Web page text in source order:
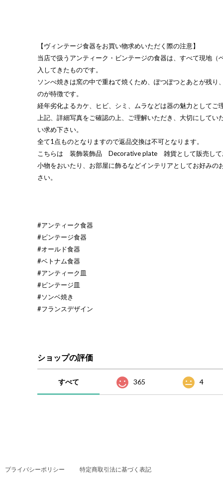
【ヴィンテージ食器をお買い物求めいただく際の注意】
当店で扱うアンティーク・ビンテージの食器は、すべて現地（
入してきたものです。
ソンべ焼きは窯の中で重ねて焼くため、ぽつぽつとあとが残り
のが特徴です。
経年劣化よるカケ、ヒビ、シミ、ムラなどは器の魅力としてご
上記、詳細写真をご確認の上、ご理解いただき、大切にしてい
い求め下さい。
全て1点ものとなりますので返品交換は不可となります。
こちらは 装飾装飾品 Decorative plate 雑貨として販売して
小物をおいたり、お部屋に飾るなどインテリアとしてお好みの
さい。
#アンティーク食器
#ビンテージ食器
#オールド食器
#ベトナム食器
#アンティーク皿
#ビンテージ皿
#ソンベ焼き
#フランスデザイン
ショップの評価
すべて 365 4
プライバシーポリシー 特定商取引法に基づく表記